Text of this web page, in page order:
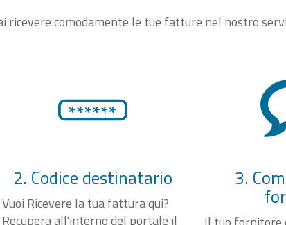
ricevere comodamente le tue fatture nel nostro
2. Codice destinatario
Vuoi Ricevere la tua fattura qui?
Recupera all'interno del portale il
3.